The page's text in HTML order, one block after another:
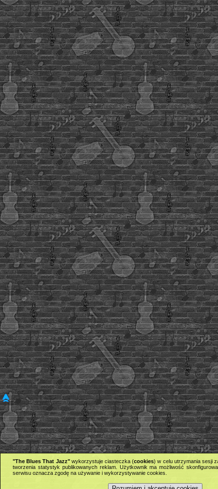
"The Blues That Jazz"wykorzystuje ciasteczka (cookies) w celu utrzymania sesji
tworzenia statystyk publikowanych reklam. Użytkownik ma możliwość
serwisu oznacza zgodę na używanie i wykorzystywanie cookies.